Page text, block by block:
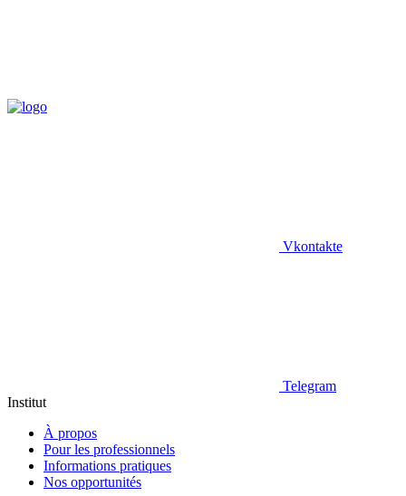
Vkontakte
Telegram
Institut
À propos
Pour les professionnels
Informations pratiques
Nos opportunités